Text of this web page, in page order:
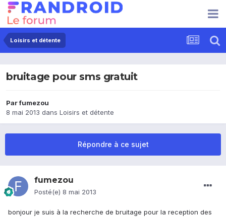
Loisirs et détente
bruitage pour sms gratuit
Parfumezou
8 mai 2013 dans Loisirs et détente
Répondre à ce sujet
fumezou
Posté(e) 8 mai 2013
bonjour je suis à la recherche de bruitage pour la reception des